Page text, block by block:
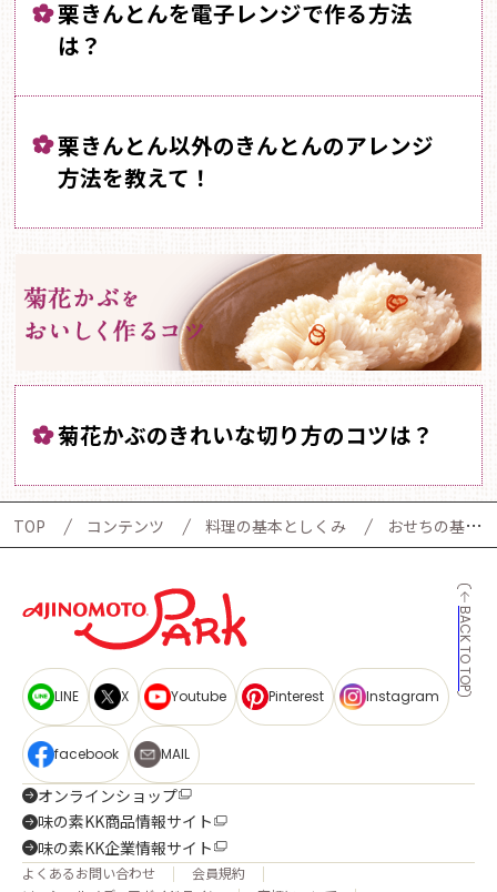
栗きんとんを電子レンジで作る方法
は？
栗きんとん以外のきんとんのアレンジ
方法を教えて！
菊花かぶのきれいな切り方のコツは？
TOP コンテンツ 料理の基本としくみ おせちの基礎知識
BACK TO TOP
LINE X Youtube Pinterest Instagram
facebook MAIL
オンラインショップ
味の素KK商品情報サイト
味の素KK企業情報サイト
よくあるお問い合わせ
会員規約